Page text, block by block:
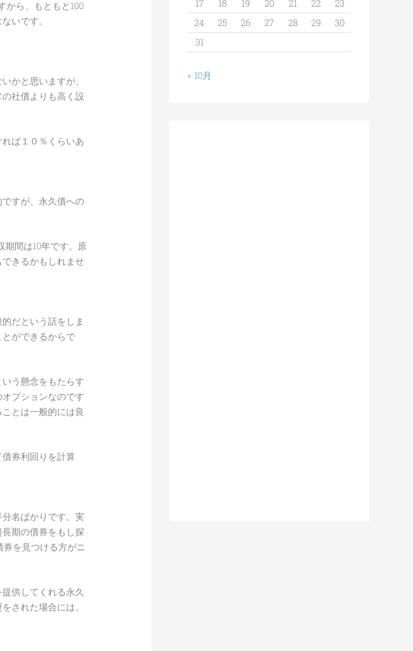
から、もともと100
いです。
かと思いますが、
社債よりも高く設
ば１０％くらいあ
すが、永久債への
期間は10年です。原
きるかもしれませ
だという話をしま
ができるからで
う懸念をもたらす
プションなのです
とは一般的には良
券利回りを計算
名ばかりです。実
期の債券をもし探
を見つける方がニ
供してくれる永久
された場合には、
17
18 19 20 21 22
23
24
25 26 27 28 29
30
31
« 10月